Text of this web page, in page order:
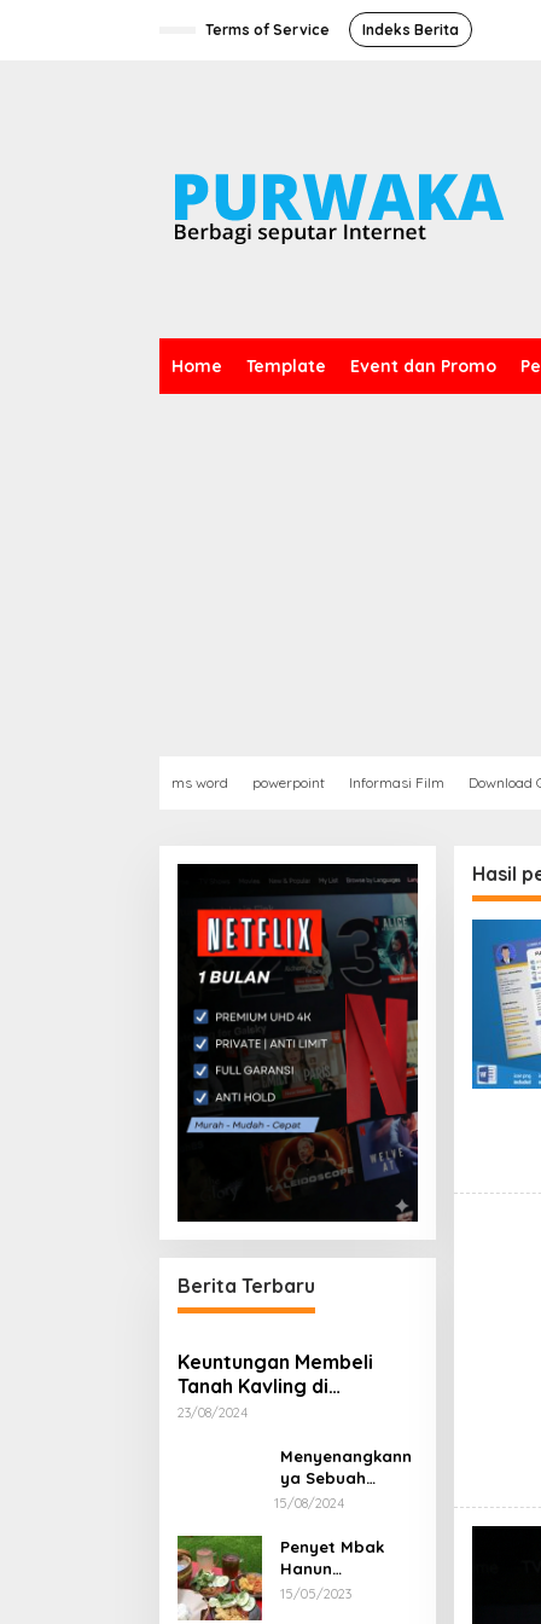
Terms of Service Indeks Berita
Home Template Event dan Promo
ms word powerpoint Informasi Film Download
Berita Terbaru
Keuntungan Membeli
Tanah Kavling di
Sukoharjo
23/08/2024
Menyenangkann
ya Sebuah
Perjalanan
Rahayu Tour
Travel
15/08/2024
Penyet Mbak
Hanun
Kelezatan yang
15/05/2023
Hasil